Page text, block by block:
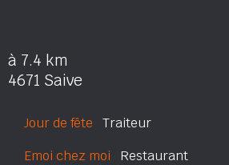
à 7.4 km
4671 Saive
Jour de fête Traiteur
Emoi chez moi Restaurant